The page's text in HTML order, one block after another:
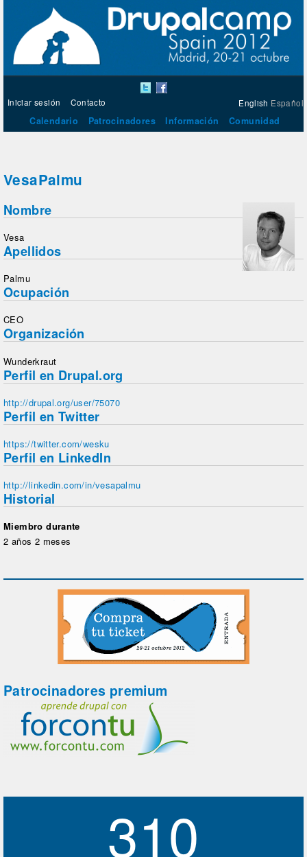
English Español
Iniciar sesión Contacto
Calendario Patrocinadores Información Comunidad
VesaPalmu
Nombre
Vesa
Apellidos
Palmu
Ocupación
CEO
Organización
Wunderkraut
Perfil en Drupal.org
http://drupal.org/user/75070
Perfil en Twitter
https://twitter.com/wesku
Perfil en LinkedIn
http://linkedin.com/in/vesapalmu
Historial
Miembro durante
2 años 2 meses
Patrocinadores premium
310